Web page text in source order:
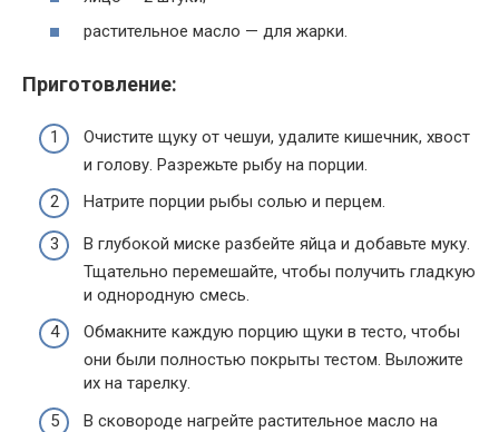
растительное масло — для жарки.
Приготовление:
Очистите щуку от чешуи, удалите кишечник, хвост
и голову. Разрежьте рыбу на порции.
Натрите порции рыбы солью и перцем.
В глубокой миске разбейте яйца и добавьте муку.
Тщательно перемешайте, чтобы получить гладкую
и однородную смесь.
Обмакните каждую порцию щуки в тесто, чтобы
они были полностью покрыты тестом. Выложите
их на тарелку.
В сковороде нагрейте растительное масло на